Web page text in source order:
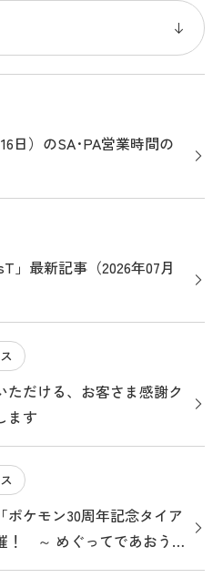
日）のSA･PA営業時間の
」最新記事（2026年07月
ただける、お客さま感謝ク
ます
ポケモン30周年記念タイア
！ ～ めぐってであおう！
たび ～